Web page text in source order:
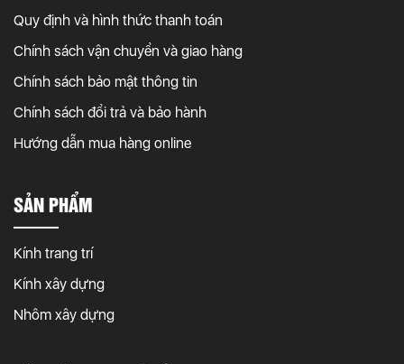
Quy định và hình thức thanh toán
Chính sách vận chuyển và giao hàng
Chính sách bảo mật thông tin
Chính sách đổi trả và bảo hành
Hướng dẫn mua hàng online
SẢN PHẨM
Kính trang trí
Kính xây dựng
Nhôm xây dựng